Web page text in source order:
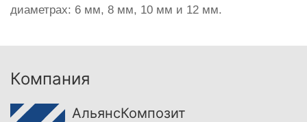
диаметрах: 6 мм, 8 мм, 10 мм и 12 мм.
Компания
АльянсКомпозит